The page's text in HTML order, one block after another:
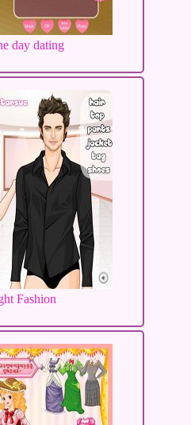
day dating
Fashion